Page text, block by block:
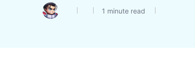
1 minute read